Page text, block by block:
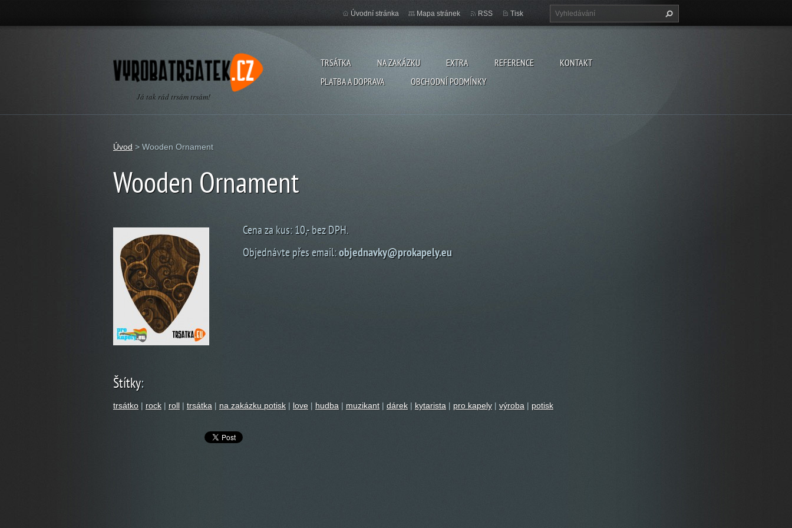
Já tak rád trsám trsám!
TRSÁTKA NA ZAKÁZKU EXTRA REFERENCE
KONTAKT
PLATBA A DOPRAVA
OBCHODNÍ PODMÍNKY
Úvodní stránka Mapa stránek RSS Tisk
Úvod > Wooden Ornament
Wooden Ornament
Cena za kus: 10,- bez DPH.
Objednávte přes email:objednavky@prokapely.eu
Štítky:
trsátko | rock | roll | trsátka | na zakázku potisk | love | hudba | muzikant | dárek | kytarista | pro kapely | výroba | potisk